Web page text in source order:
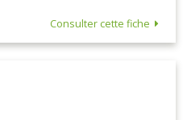
Consulter cette fiche